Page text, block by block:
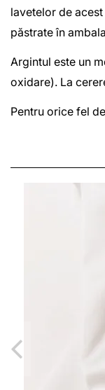
lavetelor de
păstrate în
Argintul este un
oxidare). La
Pentru orice fel